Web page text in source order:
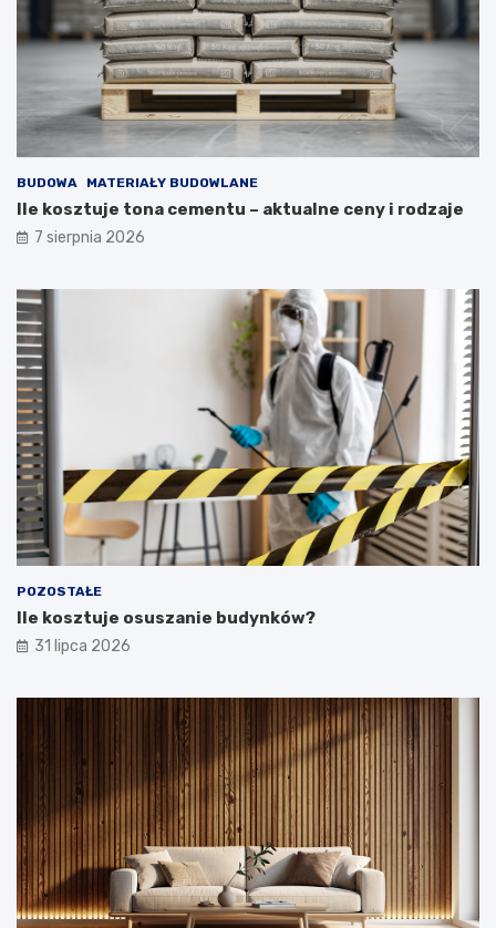
BUDOWA MATERIAŁY BUDOWLANE
Ile kosztuje tona cementu – aktualne ceny i rodzaje
7 sierpnia 2026
POZOSTAŁE
Ile kosztuje osuszanie budynków?
31 lipca 2026